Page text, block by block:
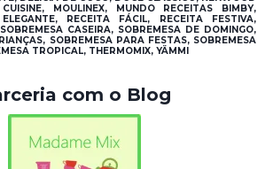
MOULINEX, MUNDO RECEITAS BIMBY,
RECEITA FÁCIL, RECEITA FESTIVA,
CASEIRA, SOBREMESA DE DOMINGO,
SOBREMESA PARA FESTAS, SOBREMESA
TROPICAL, THERMOMIX, YÄMMI
com o Blog